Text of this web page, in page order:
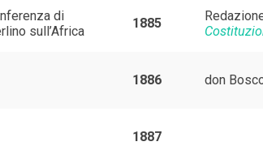
di
sull’Africa
1885
1886 don
1887